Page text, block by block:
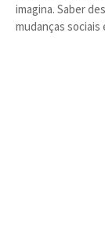
imagina. Saber
mudanças